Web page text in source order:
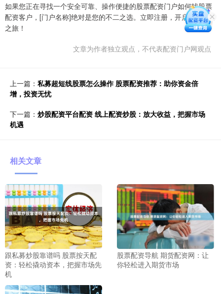
如果您正在寻找一个安全可靠、操作便捷的股票配资门户如何找股票
配资客户，[门户名称]绝对是您的不二之选。立即注册，开启您的财富
之旅！
文章为作者独立观点，不代表配资门户网观点
上一篇： 私募超短线股票怎么操作 股票配资推荐：助你资金倍
增，投资无忧
下一篇： 炒股配资平台配资 线上配资炒股：放大收益，把握市场
机遇
相关文章
跟私募炒股靠谱吗 股票按天配
资：轻松撬动资本，把握市场先
机
股票配资导航 期货配资网：让
你轻松进入期货市场